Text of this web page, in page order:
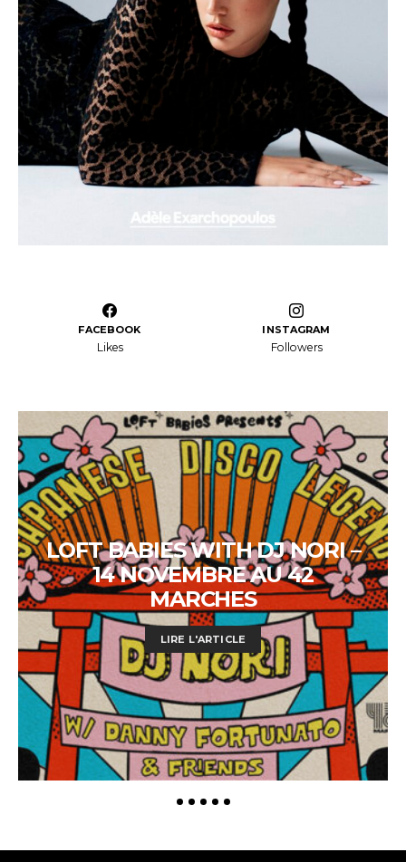
FACEBOOK
Likes
INSTAGRAM
Followers
LOFT BABIES WITH DJ NORI –
14 NOVEMBRE AU 42
MARCHES
LIRE L'ARTICLE